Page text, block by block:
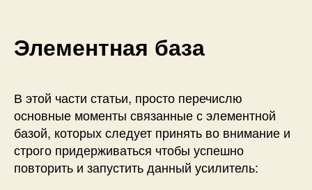
Элементная база
В этой части статьи, просто перечислю
основные моменты связанные с элементной
базой, которых следует принять во внимание и
строго придерживаться чтобы успешно
повторить и запустить данный усилитель: